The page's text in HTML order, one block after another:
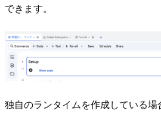
できます。
独自のランタイムを作成している場